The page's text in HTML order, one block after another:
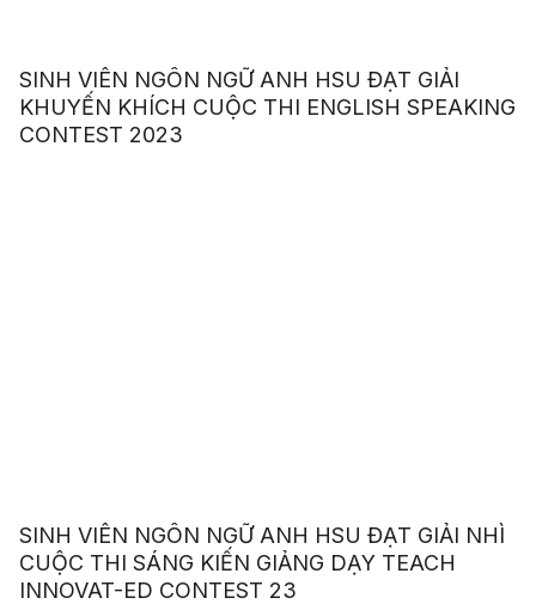
SINH VIÊN NGÔN NGỮ ANH HSU ĐẠT GIẢI
KHUYẾN KHÍCH CUỘC THI ENGLISH SPEAKING
CONTEST 2023
SINH VIÊN NGÔN NGỮ ANH HSU ĐẠT GIẢI NHÌ
CUỘC THI SÁNG KIẾN GIẢNG DẠY TEACH
INNOVAT-ED CONTEST 23